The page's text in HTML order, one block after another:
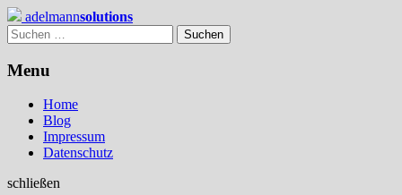
Skip
to
content
adelmannsolutions
Suchen
nach:
Menu
Home
Blog
Impressum
Datenschutz
schließen